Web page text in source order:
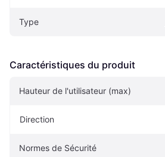
Type
Caractéristiques du produit
Hauteur de l'utilisateur (max)
Direction
Normes de Sécurité